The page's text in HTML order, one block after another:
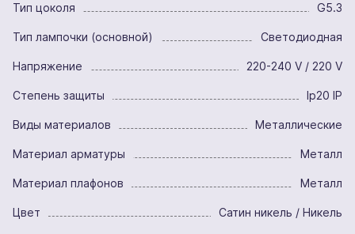
Тип цоколя G5.3
Тип лампочки (основной) Светодиодная
Напряжение 220-240 V / 220 V
Степень защиты Ip20 IP
Виды материалов Металлические
Материал арматуры Металл
Материал плафонов Металл
Цвет Сатин никель / Никель